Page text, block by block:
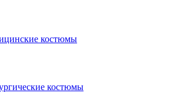
костюмы
костюмы